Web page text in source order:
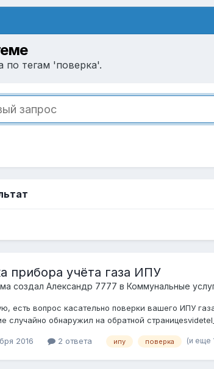
по тегам 'поверка'.
прибора учёта газа ИПУ
создал Александр 7777 в Коммунальные
есть вопрос касательно поверки вашего ИПУ
случайно обнаружил на обратной
2016 2 ответа ипу поверка (и еще